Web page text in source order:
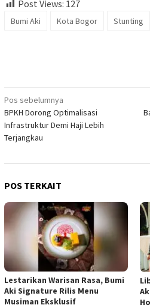
Post Views: 127
Bumi Aki Kota Bogor Stunting
Navigasi
pos
Pos sebelumnya
BPKH Dorong Optimalisasi
Infrastruktur Demi Haji Lebih
Terjangkau
POS TERKAIT
​Lestarikan Warisan Rasa, Bumi
Aki Signature Rilis Menu
Musiman Eksklusif